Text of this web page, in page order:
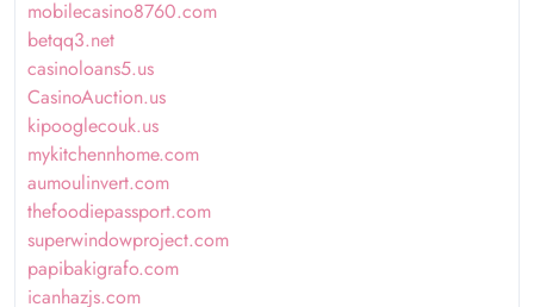
mobilecasino8760.com
betqq3.net
casinoloans5.us
CasinoAuction.us
kipooglecouk.us
mykitchennhome.com
aumoulinvert.com
thefoodiepassport.com
superwindowproject.com
papibakigrafo.com
icanhazjs.com